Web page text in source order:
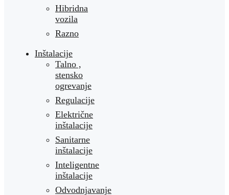
Hibridna
vozila
Razno
Inštalacije
Talno ,
stensko
ogrevanje
Regulacije
Električne
inštalacije
Sanitarne
inštalacije
Inteligentne
inštalacije
Odvodnjavanje